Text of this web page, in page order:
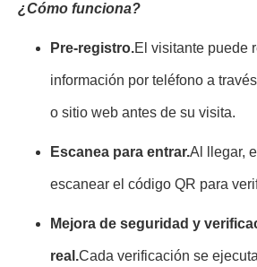
¿Cómo funciona?
Pre-registro.El visitante puede
información por teléfono a
o sitio web antes de su visita.
Escanea para entrar.Al llegar,
escanear el código QR para
Mejora de seguridad y
real.Cada verificación se